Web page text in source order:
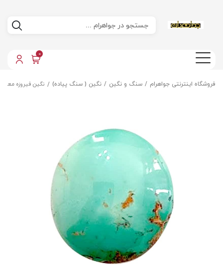
0
فروشگاه اینترنتی جواهرام سنگ و نگین نگین ( سنگ پیاده) نگین فیروزه